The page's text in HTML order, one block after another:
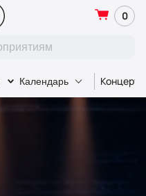
0
Календарь Концерт